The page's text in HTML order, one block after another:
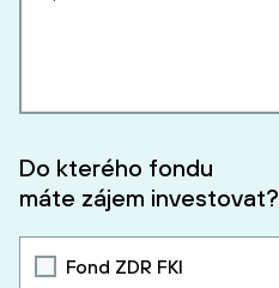
Do kterého fondu
máte zájem investovat?
Fond ZDR FKI